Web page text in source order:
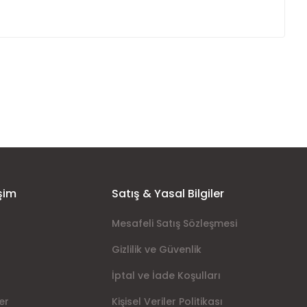
Satış & Yasal Bilgiler
Mesafeli Satış Sözleşmesi
Gizlilik ve Güvenlik
İptal ve İade Koşulları
Kişisel Veriler Politikası